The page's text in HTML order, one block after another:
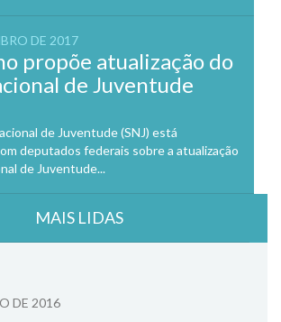
DE 2017
propõe atualização do
de Juventude
de Juventude (SNJ) está
deputados federais sobre a atualização
de Juventude...
MAIS LIDAS
DE 2016